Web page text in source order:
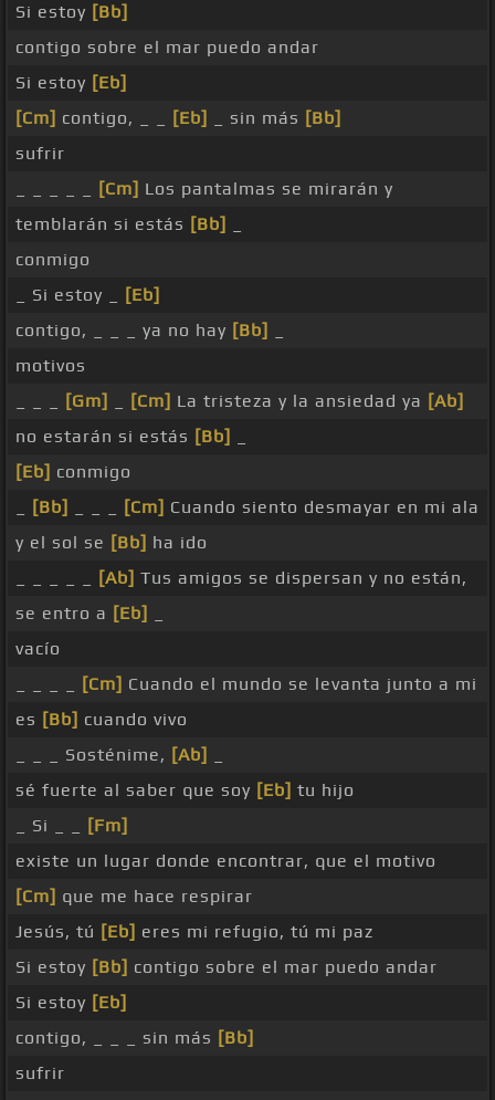
Si estoy [Bb]
contigo sobre el mar puedo andar
Si estoy [Eb]
[Cm] contigo, _ _ [Eb] _ sin más [Bb]
sufrir
[Cm] Los pantalmas se mirarán y
temblarán si estás [Bb]
conmigo
_ Si estoy _
[Eb]
contigo, _ _ _ ya no hay [Bb]
motivos
[Gm] [Cm] La tristeza y la ansiedad ya [Ab]
no estarán si estás [Bb]
[Eb] conmigo
[Bb] [Cm] Cuando siento desmayar en mi ala
y el sol se [Bb] ha ido
[Ab] Tus amigos se dispersan y no están,
se entro a [Eb]
vacío
[Cm] Cuando el mundo se levanta junto a mi
es [Bb] cuando vivo
_ _ _ Sosténime, [Ab]
sé fuerte al saber que soy [Eb] tu hijo
_ Si _ _
[Fm]
existe un lugar donde encontrar, que el motivo
[Cm] que me hace respirar
Jesús, tú [Eb] eres mi refugio, tú mi paz
Si estoy [Bb] contigo sobre el mar puedo andar
Si estoy [Eb]
contigo, _ _ _ sin más [Bb]
sufrir